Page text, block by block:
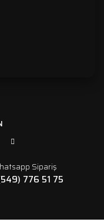
Sipariş
776 51 75